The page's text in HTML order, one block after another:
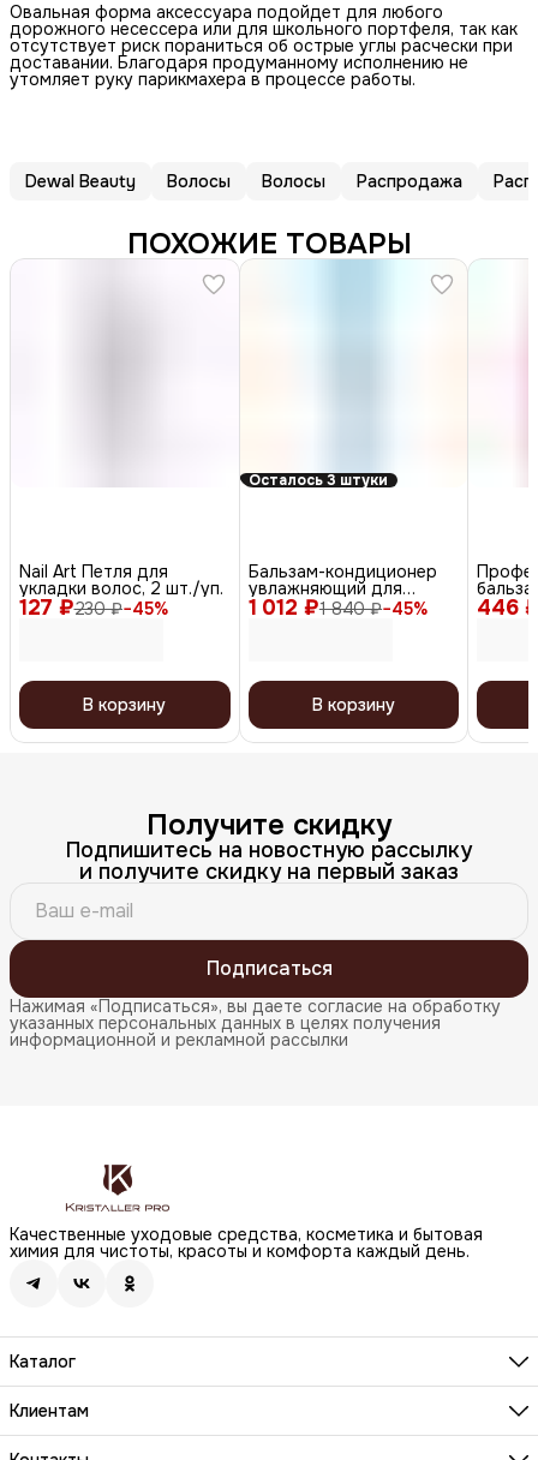
Овальная форма аксессуара подойдет для любого
дорожного несессера или для школьного портфеля, так как
отсутствует риск пораниться об острые углы расчески при
доставании. Благодаря продуманному исполнению не
утомляет руку парикмахера в процессе работы.
Dewal Beauty Волосы Волосы Распродажа
ПОХОЖИЕ ТОВАРЫ
127 ₽230 ₽−45%
Nail Art Петля для
укладки волос, 2 шт./уп.
В корзину
Осталось 3 штуки
1 012 ₽1 840 ₽−45%
Бальзам-кондиционер
увлажняющий для
восстановления сухих
волос, 400 мл
В корзину
446
ухода
Получите скидку
Подпишитесь на новостную рассылку
и получите скидку на первый заказ
Подписаться
Нажимая «Подписаться», вы даете согласие на обработку
указанных персональных данных в целях получения
информационной и рекламной рассылки
Качественные уходовые средства, косметика и бытовая
химия для чистоты, красоты и комфорта каждый день.
Каталог
Бренды
Волосы
Клиентам
О компании